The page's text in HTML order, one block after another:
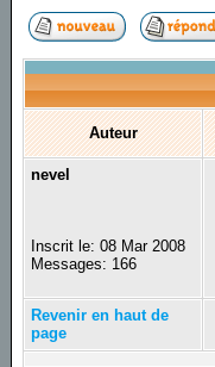
Auteur
nevel
Inscrit le: 08 Mar 2008
Messages: 166
Revenir en haut de
page